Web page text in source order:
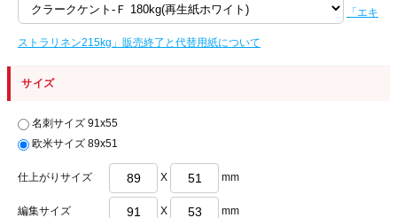
「エキ
ストラリネン215kg」販売終了と代替用紙について
サイズ
名刺サイズ 91x55
欧米サイズ 89x51
仕上がりサイズ X mm
編集サイズ X mm